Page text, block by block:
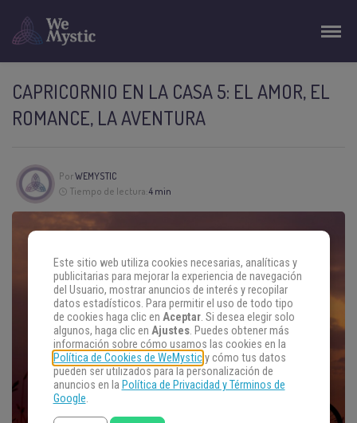
CAPRICORNIO EN LA CASA 5: EL AMOR, EL
ROMANCE, LA AVENTURA
PorWEMYSTIC
Tiempo de lectura:4 min
Este sitio web utiliza cookies necesarias, analíticas y
publicitarias para mejorar la experiencia de navegación
del Usuario, mostrar anuncios de interés y recopilar
datos estadísticos. Para permitir el uso de todo tipo
de cookies haga clic en Aceptar. Si desea elegir solo
algunos, haga clic en Ajustes. Puedes obtener más
información sobre cómo usamos las cookies en la
Política de Cookies de WeMysticy cómo tus datos
pueden ser utilizados para la personalización de
anuncios en la Política de Privacidad y Términos de
Google.